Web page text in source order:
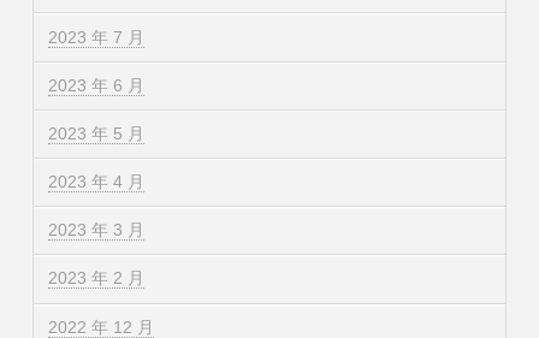
2023 年 7 月
2023 年 6 月
2023 年 5 月
2023 年 4 月
2023 年 3 月
2023 年 2 月
2022 年 12 月